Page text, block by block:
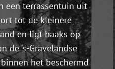
een terrassentuin uit
tot de kleinere
en ligt haaks op
de ‘s-Gravelandse
het beschermd